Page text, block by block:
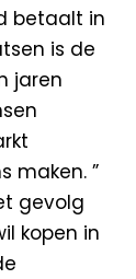
betaalt in
is de
jaren
maken. ”
gevolg
kopen in